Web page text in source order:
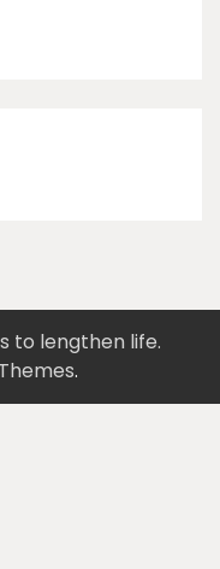
to lengthen life.
.